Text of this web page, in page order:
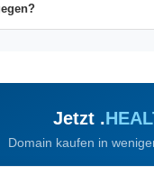
Jetzt .
Domain kaufen in